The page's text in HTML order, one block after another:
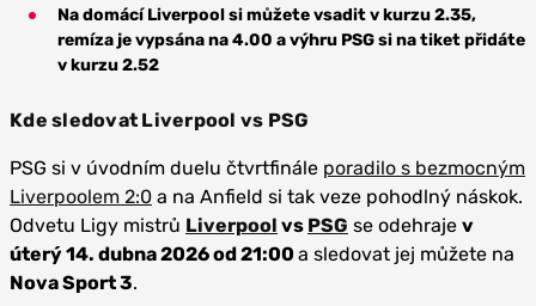
Na domácí Liverpool si můžete vsadit v kurzu 2.35,
remíza je vypsána na 4.00 a výhru PSG si na tiket přidáte
v kurzu 2.52
Kde sledovat Liverpool vs PSG
PSG si v úvodním duelu čtvrtfinále poradilo s bezmocným
Liverpoolem 2:0 a na Anfield si tak veze pohodlný náskok.
Odvetu Ligy mistrů Liverpool vs PSG se odehraje v
úterý 14. dubna 2026 od 21:00 a sledovat jej můžete na
Nova Sport 3.